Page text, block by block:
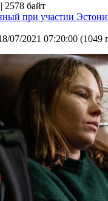
| 2578 байт
при участии
07/2021 07:20:00 (1049